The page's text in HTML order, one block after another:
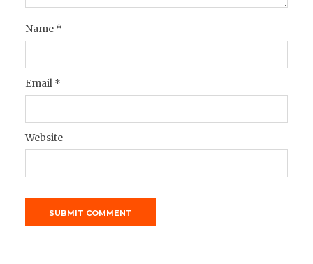
Name *
Email *
Website